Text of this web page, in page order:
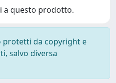
a questo prodotto.
protetti da copyright e
salvo diversa